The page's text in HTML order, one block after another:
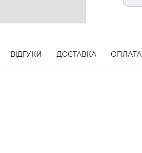
ВІДГУКИ ДОСТАВКА ОПЛАТА